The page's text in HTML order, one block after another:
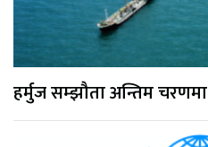
हर्मुज सम्झौता अन्तिम चरणमा